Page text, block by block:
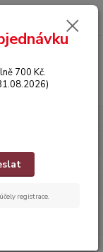
Hledat
0,00 Kč
700 Kč.
registrace.